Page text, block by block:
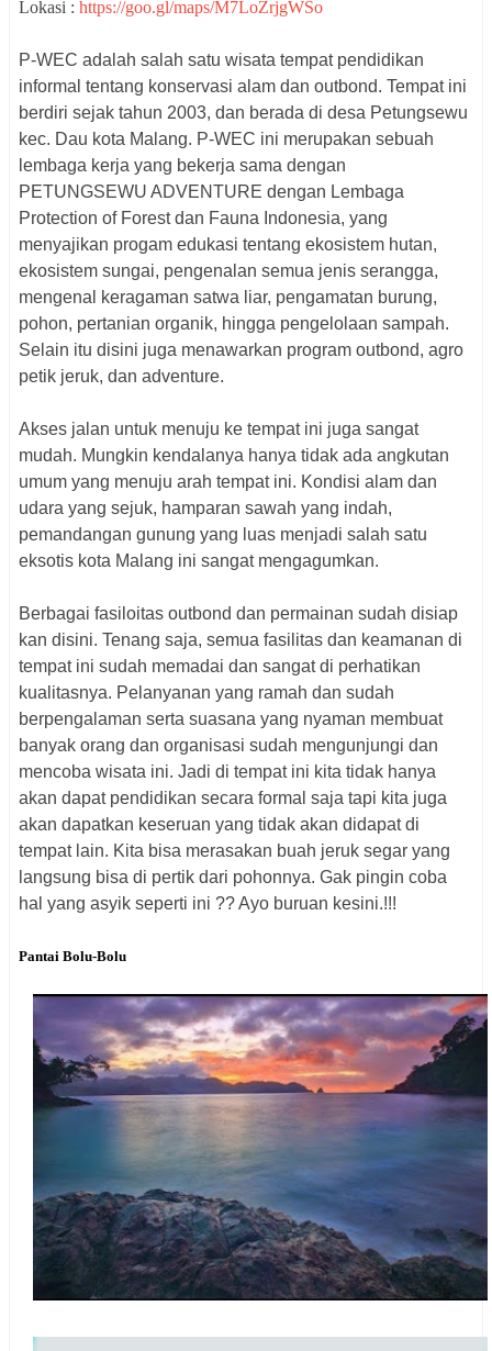
Lokasi : https://goo.gl/maps/M7LoZrjgWSo
P-WEC adalah salah satu wisata tempat pendidikan
informal tentang konservasi alam dan outbond. Tempat ini
berdiri sejak tahun 2003, dan berada di desa Petungsewu
kec. Dau kota Malang. P-WEC ini merupakan sebuah
lembaga kerja yang bekerja sama dengan
PETUNGSEWU ADVENTURE dengan Lembaga
Protection of Forest dan Fauna Indonesia, yang
menyajikan progam edukasi tentang ekosistem hutan,
ekosistem sungai, pengenalan semua jenis serangga,
mengenal keragaman satwa liar, pengamatan burung,
pohon, pertanian organik, hingga pengelolaan sampah.
Selain itu disini juga menawarkan program outbond, agro
petik jeruk, dan adventure.
Akses jalan untuk menuju ke tempat ini juga sangat
mudah. Mungkin kendalanya hanya tidak ada angkutan
umum yang menuju arah tempat ini. Kondisi alam dan
udara yang sejuk, hamparan sawah yang indah,
pemandangan gunung yang luas menjadi salah satu
eksotis kota Malang ini sangat mengagumkan.
Berbagai fasiloitas outbond dan permainan sudah disiap
kan disini. Tenang saja, semua fasilitas dan keamanan di
tempat ini sudah memadai dan sangat di perhatikan
kualitasnya. Pelanyanan yang ramah dan sudah
berpengalaman serta suasana yang nyaman membuat
banyak orang dan organisasi sudah mengunjungi dan
mencoba wisata ini. Jadi di tempat ini kita tidak hanya
akan dapat pendidikan secara formal saja tapi kita juga
akan dapatkan keseruan yang tidak akan didapat di
tempat lain. Kita bisa merasakan buah jeruk segar yang
langsung bisa di pertik dari pohonnya. Gak pingin coba
hal yang asyik seperti ini ?? Ayo buruan kesini.!!!
Pantai Bolu-Bolu